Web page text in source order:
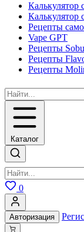
Калькулятор
Калькулятор
Рецепты
Vape GPT
Рецепты
Рецепты
Рецепты
Каталог
0
Авторизация